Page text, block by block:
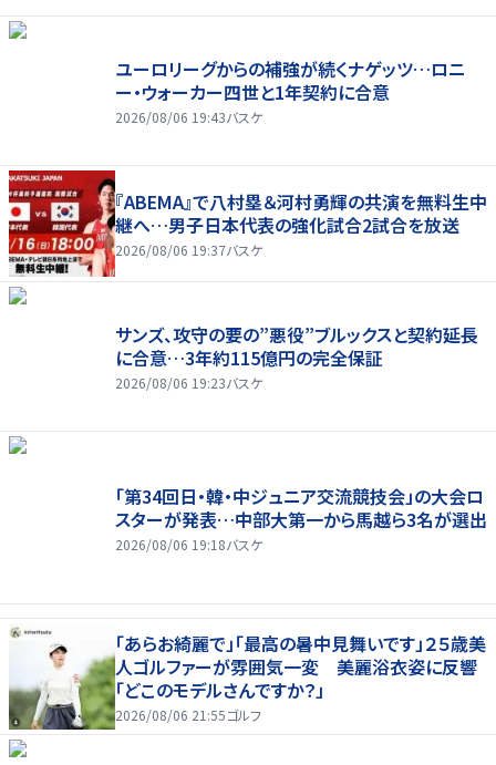
ユーロリーグからの補強が続くナゲッツ…ロニ
ー・ウォーカー四世と1年契約に合意
2026/08/06 19:43バスケ
『ABEMA』で八村塁＆河村勇輝の共演を無料生中
継へ…男子日本代表の強化試合2試合を放送
2026/08/06 19:37バスケ
サンズ、攻守の要の”悪役”ブルックスと契約延長
に合意…3年約115億円の完全保証
2026/08/06 19:23バスケ
「第34回日・韓・中ジュニア交流競技会」の大会ロ
スターが発表…中部大第一から馬越ら3名が選出
2026/08/06 19:18バスケ
「あらお綺麗で」「最高の暑中見舞いです」２５歳美
人ゴルファーが雰囲気一変 美麗浴衣姿に反響
「どこのモデルさんですか？」
2026/08/06 21:55ゴルフ